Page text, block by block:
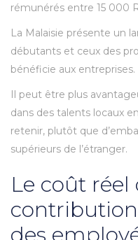
rémunérés entre 15 000
La Malaisie présente un
débutants et ceux des
bénéficie aux entreprises.
Il peut être plus
dans des talents locaux
retenir, plutôt que
supérieurs de l’étranger.
Le coût réel
des